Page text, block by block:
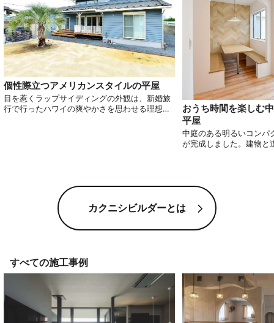
個性際立つアメリカンスタイルの平屋
目を惹くラップサイディングの外観は、新婚旅
行で行ったハワイの爽やかさを思わせる理想の
おうち時間を楽しむ
平屋
中庭のある明るいコンパ
が完成しました。建物と
ことで家全体に光が届き
お住まいになりました。
カクニシビルダーとは
すべての施工事例